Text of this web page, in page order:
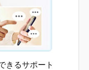
きるサポート